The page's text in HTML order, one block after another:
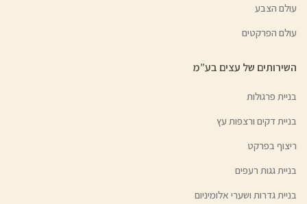
עולם הצבע
עולם הפרקטים
השירותים של עצים בע”מ
בניית פרגולות
בניית דקים ורצפות עץ
ריצוף בפרקט
בניית גגות רעפים
בניית גדרות ושערי אלומיניום